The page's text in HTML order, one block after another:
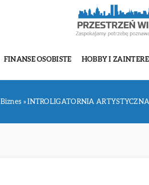
FINANSE OSOBISTE HOBBY I
Biznes »INTROLIGATORNIA